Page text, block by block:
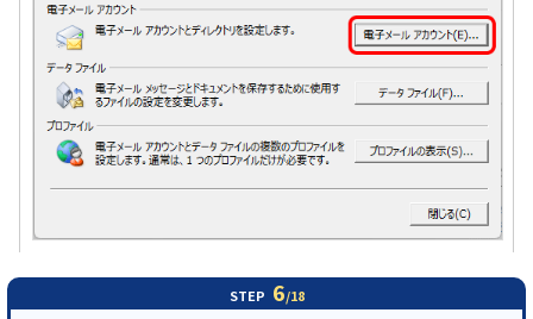
STEP 6/18